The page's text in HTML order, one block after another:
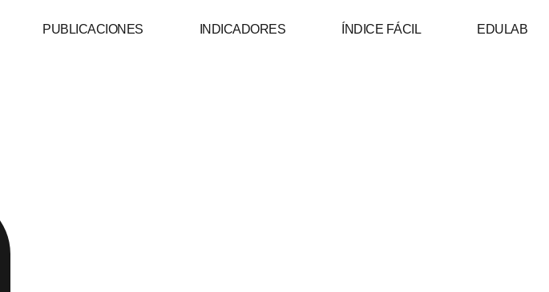
PUBLICACIONES INDICADORES ÍNDICE FÁCIL EDULAB